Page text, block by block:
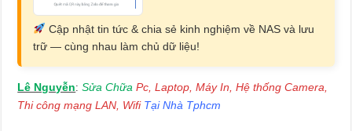
Cập nhật tin tức & chia sẻ kinh nghiệm về NAS và lưu
trữ — cùng nhau làm chủ dữ liệu!
Lê Nguyễn:Sửa Chữa Pc, Laptop, Máy In, Hệ thống Camera,
Thi công mạng LAN, Wifi Tại Nhà Tphcm